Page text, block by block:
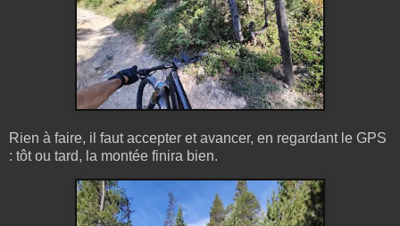
Rien à faire, il faut accepter et avancer, en regardant le GPS
: tôt ou tard, la montée finira bien.